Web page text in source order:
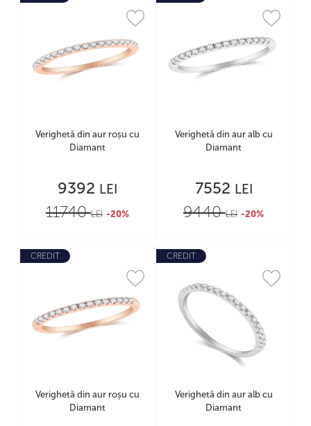
Verighetă din aur roșu cu
Diamant
9392 LEI
11740LEI -20%
Verighetă din aur alb cu
Diamant
7552 LEI
9440LEI -20%
CREDIT
Verighetă din aur roșu cu
Diamant
CREDIT
Verighetă din aur alb cu
Diamant